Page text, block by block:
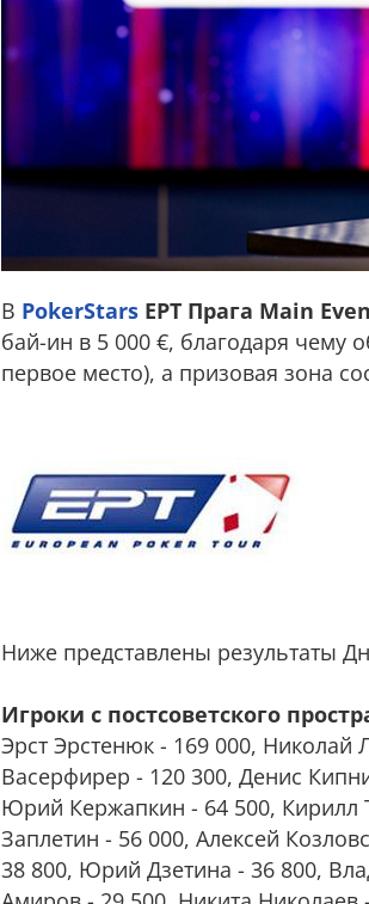
В PokerStars EPT Прага Main
бай-ин в 5 000 €, благодаря чему
первое место), а призовая зона
Ниже представлены результаты
Игроки с постсоветского
Эрст Эрстенюк - 169 000, Николай
Васерфирер - 120 300, Денис
Юрий Кержапкин - 64 500, Кирилл
Заплетин - 56 000, Алексей
38 800, Юрий Дзетина - 36 800,